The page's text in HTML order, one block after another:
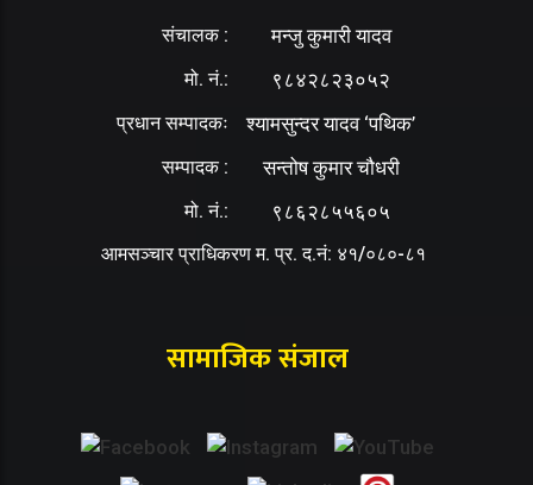
संचालक : मन्जु कुमारी यादव
मो. नं.: ९८४२८२३०५२
प्रधान सम्पादकः श्यामसुन्दर यादव ‘पथिक’
सम्पादक : सन्तोष कुमार चौधरी
मो. नं.: ९८६२८५५६०५
आमसञ्चार प्राधिकरण म. प्र. द.नं: ४१/०८०-८१
सामाजिक संजाल